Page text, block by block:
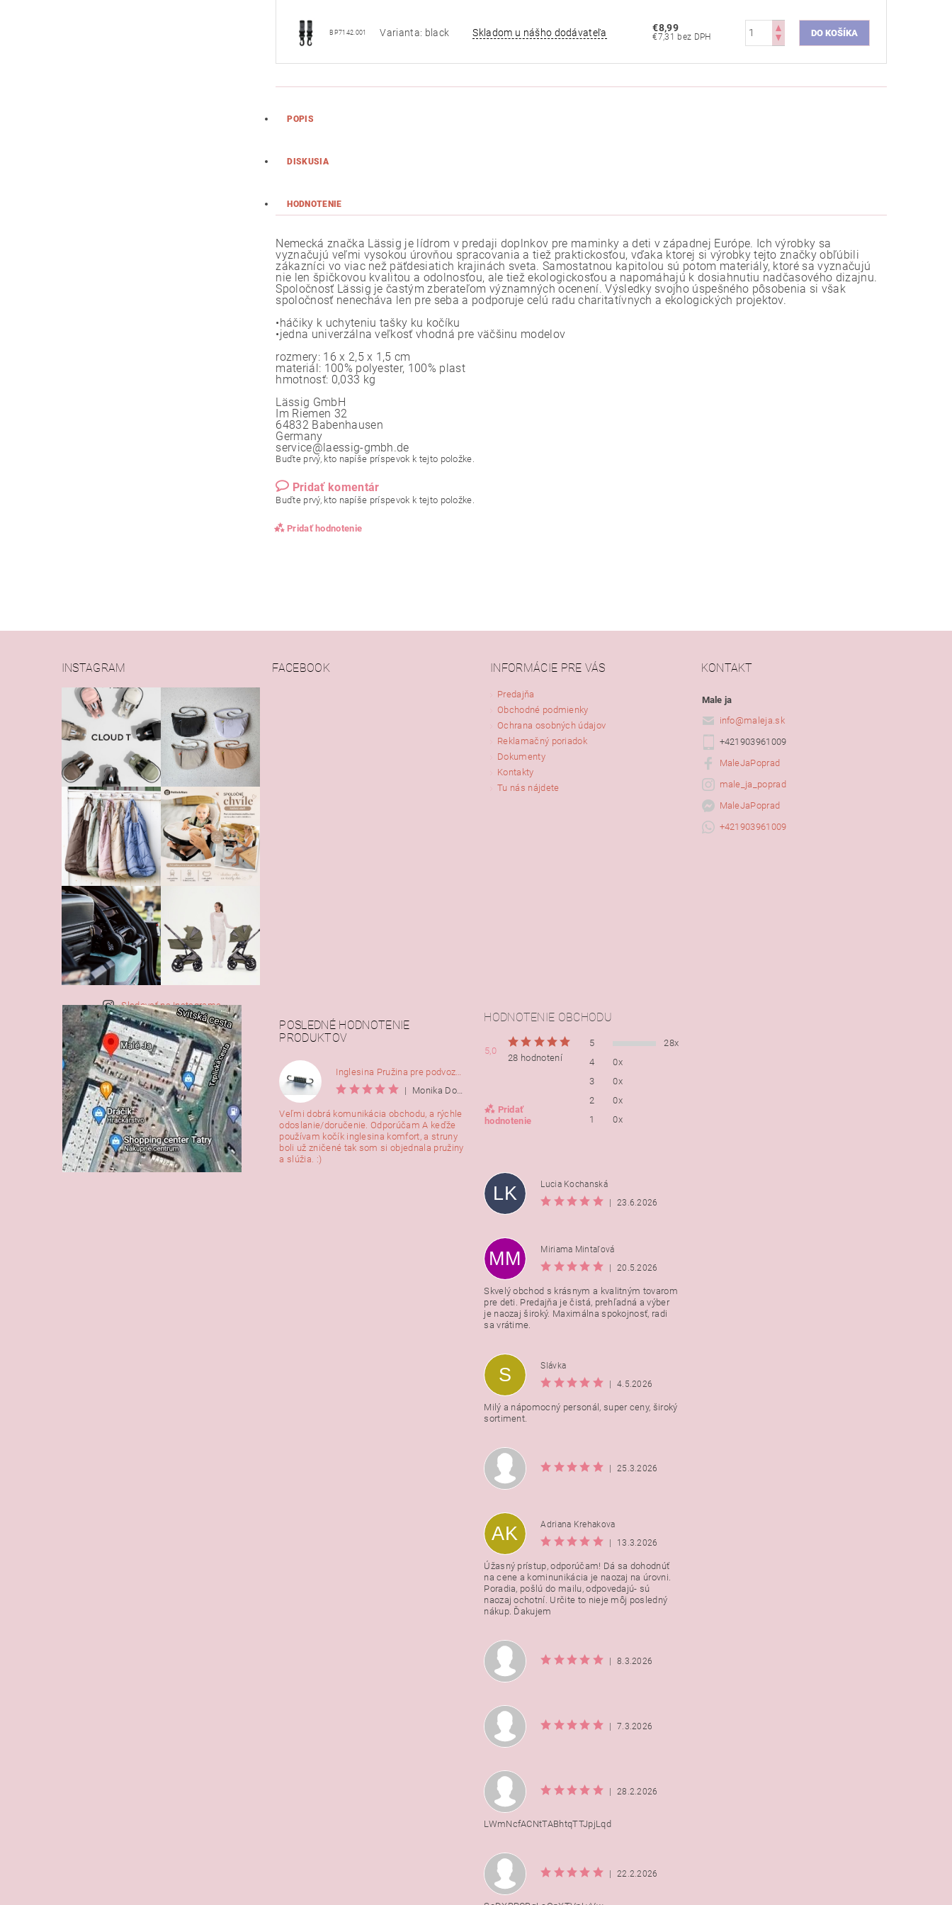
BP7142.001 Varianta: black Skladom u nášho dodávateľa €8,99
€7,31 bez DPH
POPIS
DISKUSIA
HODNOTENIE
Nemecká značka Lässig je lídrom v predaji doplnkov pre maminky a deti v západnej Európe. Ich výrobky sa
vyznačujú veľmi vysokou úrovňou spracovania a tiež praktickosťou, vďaka ktorej si výrobky tejto značky obľúbili
zákazníci vo viac než päťdesiatich krajinách sveta. Samostatnou kapitolou sú potom materiály, ktoré sa vyznačujú
nie len špičkovou kvalitou a odolnosťou, ale tiež ekologickosťou a napomáhajú k dosiahnutiu nadčasového dizajnu.
Spoločnosť Lässig je častým zberateľom významných ocenení. Výsledky svojho úspešného pôsobenia si však
spoločnosť nenecháva len pre seba a podporuje celú radu charitatívnych a ekologických projektov.
•háčiky k uchyteniu tašky ku kočíku
•jedna univerzálna veľkosť vhodná pre väčšinu modelov
rozmery: 16 x 2,5 x 1,5 cm
materiál: 100% polyester, 100% plast
hmotnosť: 0,033 kg
Lässig GmbH
Im Riemen 32
64832 Babenhausen
Germany
service@laessig-gmbh.de
Buďte prvý, kto napíše príspevok k tejto položke.
Pridať komentár
Buďte prvý, kto napíše príspevok k tejto položke.
Pridať hodnotenie
podmienkami ochrany osobných údajov
INSTAGRAM
Sledovať na Instagrame
FACEBOOK INFORMÁCIE PRE VÁS
Predajňa
Obchodné podmienky
Ochrana osobných údajov
Reklamačný poriadok
Dokumenty
Kontakty
Tu nás nájdete
KONTAKT
Male ja
info@maleja.sk
+421903961009
MaleJaPoprad
male_ja_poprad
MaleJaPoprad
+421903961009
POSLEDNÉ HODNOTENIE
PRODUKTOV
|
Monika Dorušáková
Veľmi dobrá komunikácia obchodu, a rýchle
odoslanie/doručenie. Odporúčam A keďže
používam kočík inglesina komfort, a struny
boli už zničené tak som si objednala pružiny
a slúžia. :)
HODNOTENIE OBCHODU
5,0
28 hodnotení
Pridať
hodnotenie
5
28x
4
0x
3
0x
2
0x
1
0x
Vložením hodnotenie súhlasíte s
podmienkami ochrany osobných
LK
Lucia Kochanská
23.6.2026
MM
Miriama Mintaľová
20.5.2026
Skvelý obchod s krásnym a kvalitným tovarom
pre deti. Predajňa je čistá, prehľadná a výber
je naozaj široký. Maximálna spokojnosť, radi
sa vrátime.
S
Slávka
4.5.2026
Milý a nápomocný personál, super ceny, široký
sortiment.
25.3.2026
AK
Adriana Krehakova
13.3.2026
Úžasný prístup, odporúčam! Dá sa dohodnúť
na cene a kominunikácia je naozaj na úrovni.
Poradia, pošlú do mailu, odpovedajú- sú
naozaj ochotní. Určite to nieje môj posledný
nákup. Ďakujem
8.3.2026
7.3.2026
28.2.2026
LWmNcfACNtTABhtqTTJpjLqd
22.2.2026